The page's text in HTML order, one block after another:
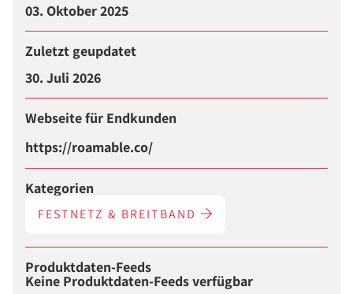
03. Oktober 2025
Zuletzt geupdatet
30. Juli 2026
Webseite für Endkunden
https://roamable.co/
Kategorien
FESTNETZ & BREITBAND
Produktdaten-Feeds
Keine Produktdaten-Feeds verfügbar